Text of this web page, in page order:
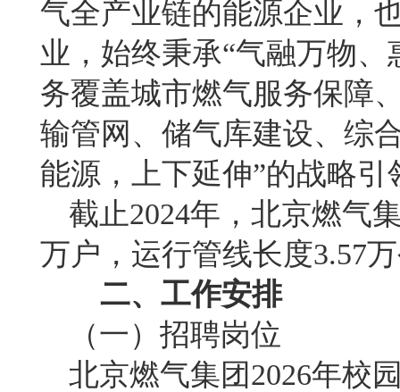
气全产业链的能源企业，
业，始终秉承“气融万物
务覆盖城市燃气服务保障
输管网、储气库建设、综
能源，上下延伸”的战略
截止2024年，北京燃气
万户，运行管线长度3.57
二、工作安排
（一）招聘岗位
北京燃气集团2026年校